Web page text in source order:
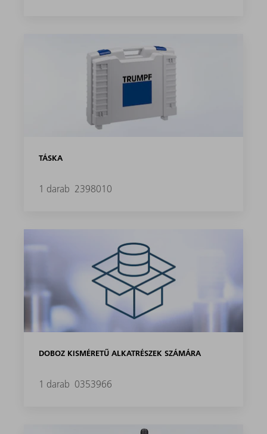
TÁSKA
1 darab 2398010
DOBOZ KISMÉRETŰ ALKATRÉSZEK SZÁMÁRA
1 darab 0353966